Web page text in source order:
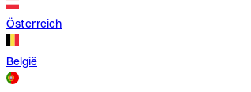
Österreich
België